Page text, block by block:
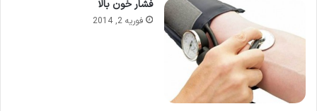
فشار خون بالا
فوریه 2, 2014